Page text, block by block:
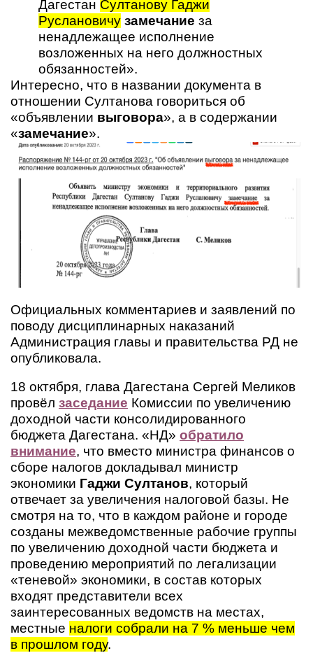
Дагестан Султанову Гаджи
Руслановичу замечание за
ненадлежащее исполнение
возложенных на него должностных
обязанностей».
Интересно, что в названии документа в
отношении Султанова говориться об
«объявлении выговора», а в содержании
«замечание».
Официальных комментариев и заявлений по
поводу дисциплинарных наказаний
Администрация главы и правительства РД не
опубликовала.
18 октября, глава Дагестана Сергей Меликов
провёл заседание Комиссии по увеличению
доходной части консолидированного
бюджета Дагестана. «НД» обратило
внимание, что вместо министра финансов о
сборе налогов докладывал министр
экономики Гаджи Султанов, который
отвечает за увеличения налоговой базы. Не
смотря на то, что в каждом районе и городе
созданы межведомственные рабочие группы
по увеличению доходной части бюджета и
проведению мероприятий по легализации
«теневой» экономики, в состав которых
входят представители всех
заинтересованных ведомств на местах,
местные налоги собрали на 7 % меньше чем
в прошлом году.